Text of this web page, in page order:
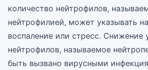
количество нейтрофилов,
нейтрофилией, может указывать
воспаление или стресс. Снижение
нейтрофилов, называемое
быть вызвано вирусными